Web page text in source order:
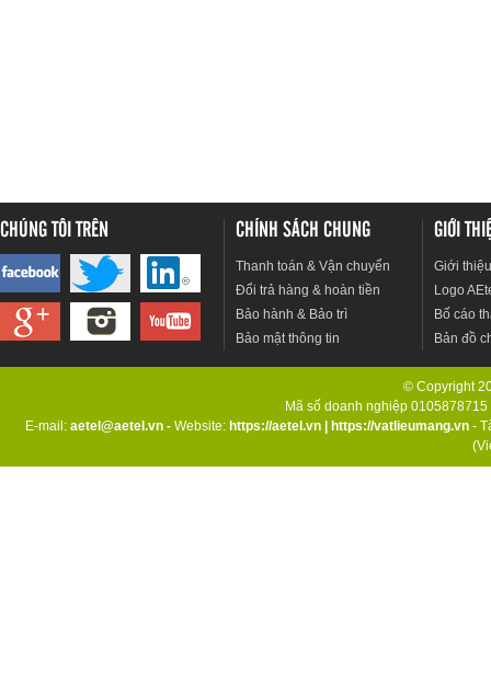
CHÚNG TÔI TRÊN CHÍNH SÁCH CHUNG
Thanh toán & Vận chuyển
Đổi trả hàng & hoàn tiền
Bảo hành & Bảo trì
Bảo mật thông tin
GIỚI
Giới
Logo
Bố cáo
Bản đồ
© Copyright
Mã số doanh nghiệp
E-mail: aetel@aetel.vn - Website: https://aetel.vn https://vatlieumang.vn -